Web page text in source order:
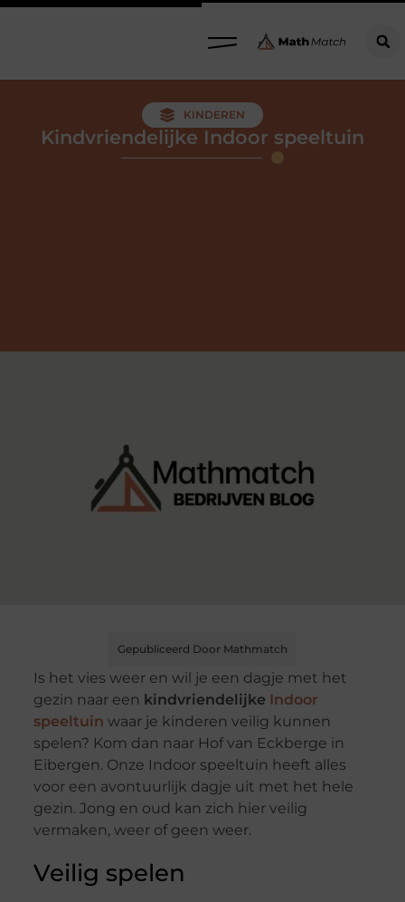
KINDEREN
Kindvriendelijke Indoor speeltuin
Gepubliceerd Door Mathmatch
Is het vies weer en wil je een dagje met het
gezin naar een kindvriendelijke Indoor
speeltuin waar je kinderen veilig kunnen
spelen? Kom dan naar Hof van Eckberge in
Eibergen. Onze Indoor speeltuin heeft alles
voor een avontuurlijk dagje uit met het hele
gezin. Jong en oud kan zich hier veilig
vermaken, weer of geen weer.
Veilig spelen